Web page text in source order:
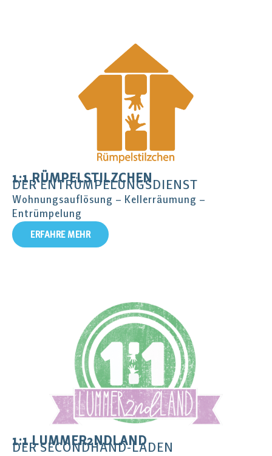
1:1 RÜMPELSTILZCHEN
DER ENTRÜMPELUNGSDIENST
Wohnungsauflösung – Kellerräumung –
Entrümpelung
ERFAHRE MEHR
1:1 LUMMER2NDLAND
DER SECONDHAND-LADEN